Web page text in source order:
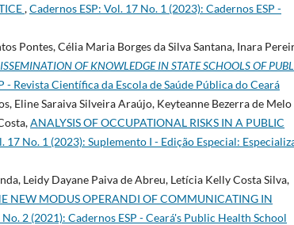
,Cadernos ESP: Vol. 17 No. 1 (2023): Cadernos ESP -
Pontes, Célia Maria Borges da Silva Santana, Inara
OF KNOWLEDGE IN STATE SCHOOLS OF
- Revista Cientí­fica da Escola de Saúde Pública do Ceará
Eline Saraiva Silveira Araújo, Keyteanne Bezerra de Melo
ANALYSIS OF OCCUPATIONAL RISKS IN A PUBLIC
17 No. 1 (2023): Suplemento I - Edição Especial:
Leidy Dayane Paiva de Abreu, Letícia Kelly Costa Silva,
NEW MODUS OPERANDI OF COMMUNICATING IN
2 (2021): Cadernos ESP - Ceará's Public Health School